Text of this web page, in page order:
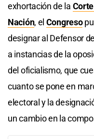
exhortación de la
Nación, el Congreso
designar al Defensor
a instancias de la
del oficialismo, que
cuanto se pone en
electoral y la
un cambio en la